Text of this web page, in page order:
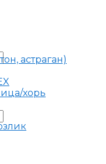
астраган)
хорь